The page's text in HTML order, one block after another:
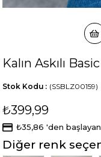
Kalın Askılı
(SSBLZ00159)
Stok Kodu
₺399,99
₺35,86 'den
Diğer renk